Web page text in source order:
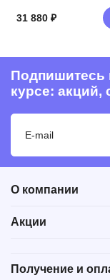
31 880 ₽
Подпишитесь
курсе: акций,
О компании
Акции
Получение и